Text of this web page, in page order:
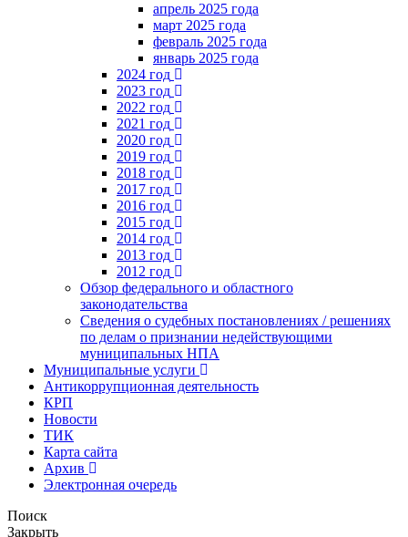
апрель 2025 года
март 2025 года
февраль 2025 года
январь 2025 года
2024 год
2023 год
2022 год
2021 год
2020 год
2019 год
2018 год
2017 год
2016 год
2015 год
2014 год
2013 год
2012 год
Обзор федерального и областного
законодательства
Сведения о судебных постановлениях / решениях
по делам о признании недействующими
муниципальных НПА
Муниципальные услуги
Антикоррупционная деятельность
КРП
Новости
ТИК
Карта сайта
Архив
Электронная очередь
Поиск
Закрыть